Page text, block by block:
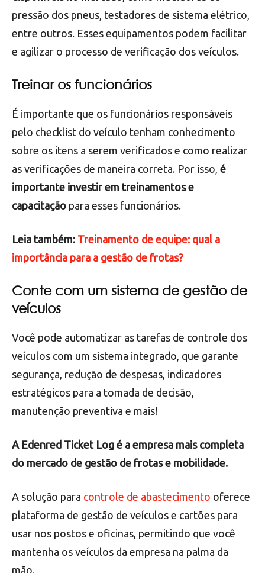
antes de cada viagem, paragarantir que estão em
condições de segurança e eficiência.
Existem diversos equipamentos de verificação
disponíveis no mercado, como medidores de
pressão dos pneus, testadores de sistema elétrico,
entre outros. Esses equipamentos podem facilitar
e agilizar o processo de verificação dos veículos.
Treinar os funcionários
pelo checklist do veículo tenham conhecimento
sobre os itens a serem verificados e como realizar
as verificações de maneira correta. Por isso,
importante investir em treinamentos e
Leia também: Treinamento de equipe: qual a
importância para a gestão de frotas?
Conte com um sistema de gestão de
Você pode automatizar as tarefas de controle dos
veículos com um sistema integrado, que garante
estratégicos para a tomada de decisão,
manutenção preventiva e mais!
A Edenred Ticket Log é a empresa mais completa